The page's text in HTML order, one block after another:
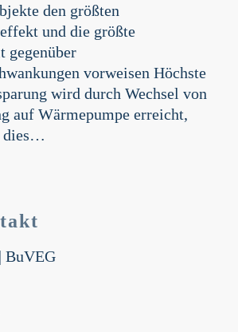
den größten
und die größte
gegenüber
vorweisen Höchste
wird durch Wechsel von
auf Wärmepumpe erreicht,
dies…